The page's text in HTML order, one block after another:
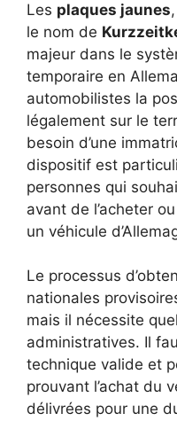
Les plaques jaunes
le nom de
majeur dans le
temporaire en
automobilistes la
légalement sur le
besoin d’une
dispositif est
personnes qui
avant de l’acheter
un véhicule
Le processus
nationales
mais il nécessite
administratives. Il
technique valide et
prouvant l’achat du
délivrées pour une